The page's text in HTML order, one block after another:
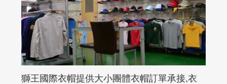
獅王國際衣帽提供大小團體衣帽訂單承接,衣